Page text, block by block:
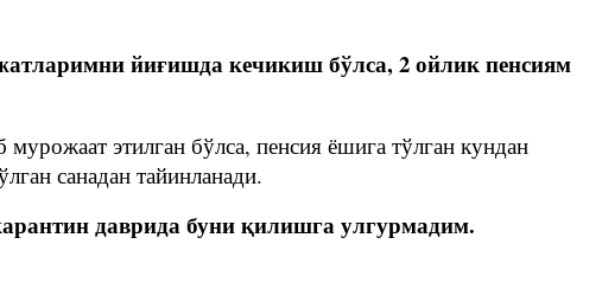
йиғишда кечикиш бўлса, 2 ойлик пенсиям
этилган бўлса, пенсия ёшига тўлган кундан
санадан тайинланади.
даврида буни қилишга улгурмадим.